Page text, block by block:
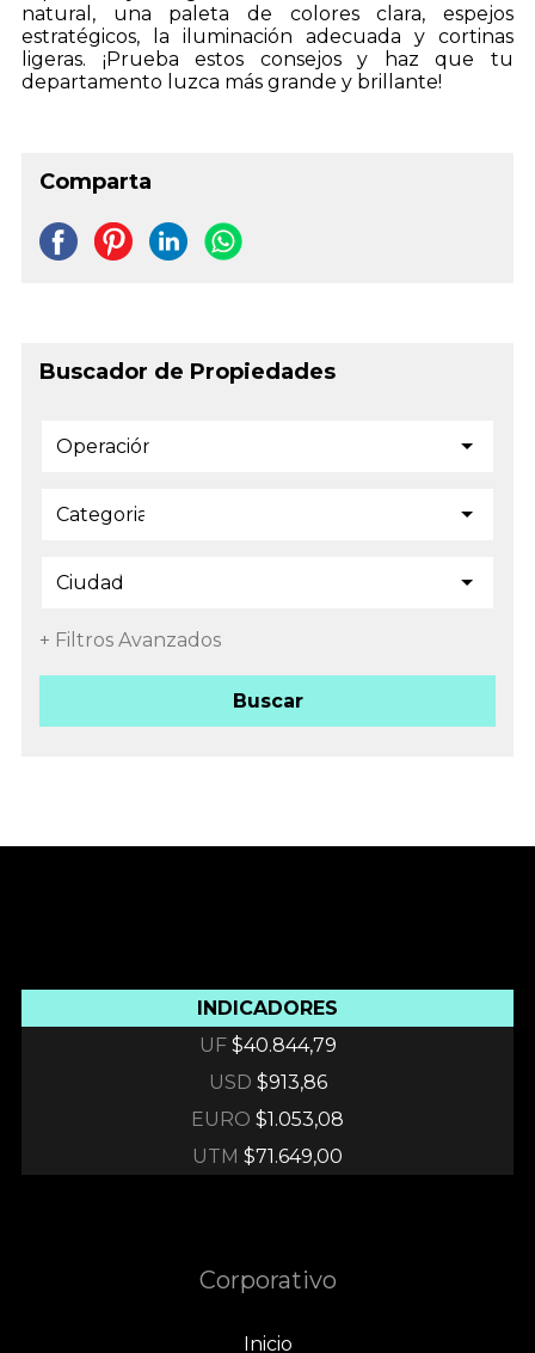
natural, una paleta de colores clara, espejos
estratégicos, la iluminación adecuada y cortinas
ligeras. ¡Prueba estos consejos y haz que tu
departamento luzca más grande y brillante!
Comparta
Buscador de Propiedades
+ Filtros Avanzados
Buscar
INDICADORES
UF$40.844,79
USD $913,86
EURO $1.053,08
UTM $71.649,00
Corporativo
Inicio